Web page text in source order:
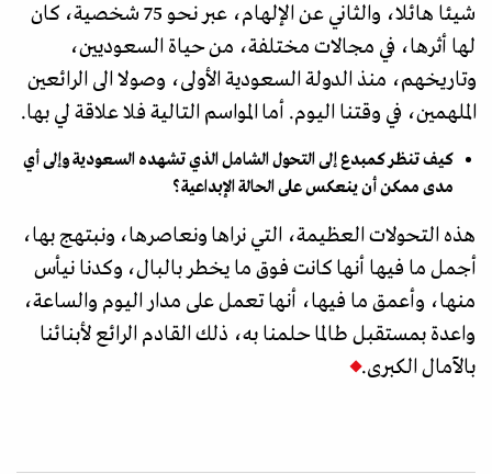
شيئا هائلا، والثاني عن الإلهام، عبر نحو 75 شخصية، كان
لها أثرها، في مجالات مختلفة، من حياة السعوديين،
وتاريخهم، منذ الدولة السعودية الأولى، وصولا الى الرائعين
الملهمين، في وقتنا اليوم. أما المواسم التالية فلا علاقة لي بها.
كيف تنظر كمبدع إلى التحول الشامل الذي تشهده السعودية وإلى أي
مدى ممكن أن ينعكس على الحالة الإبداعية؟
هذه التحولات العظيمة، التي نراها ونعاصرها، ونبتهج بها،
أجمل ما فيها أنها كانت فوق ما يخطر بالبال، وكدنا نيأس
منها، وأعمق ما فيها، أنها تعمل على مدار اليوم والساعة،
واعدة بمستقبل طالما حلمنا به، ذلك القادم الرائع لأبنائنا
بالآمال الكبرى.